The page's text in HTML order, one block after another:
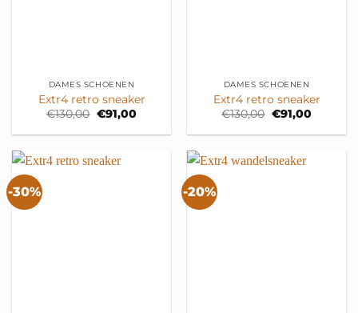
DAMES SCHOENEN
Extr4 retro sneaker
€130,00 Oorspronkelijke
prijs
was:
€91,00Huidige
is:
DAMES SCHOENEN
Extr4 retro sneaker
€130,00
prijs
was:
€91,00Huidige
is:
-30% -20%